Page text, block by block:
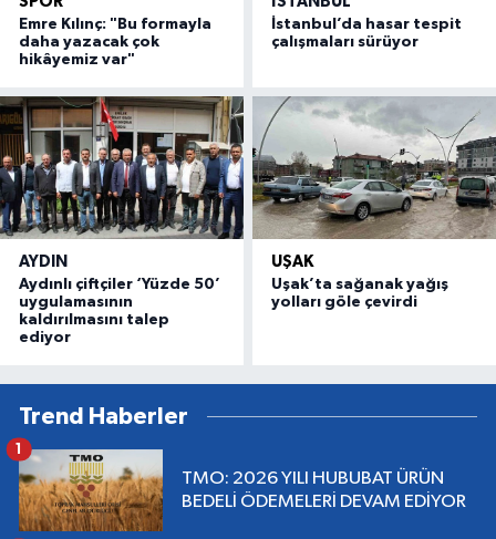
Emre Kılınç: "Bu formayla
daha yazacak çok
hikâyemiz var"
İstanbul’da hasar tespit
çalışmaları sürüyor
AYDIN
Aydınlı çiftçiler ‘Yüzde 50’
uygulamasının
kaldırılmasını talep
ediyor
UŞAK
Uşak’ta sağanak yağış
yolları göle çevirdi
Trend Haberler
TMO: 2026 YILI HUBUBAT ÜRÜN
BEDELİ ÖDEMELERİ DEVAM EDİYOR
1